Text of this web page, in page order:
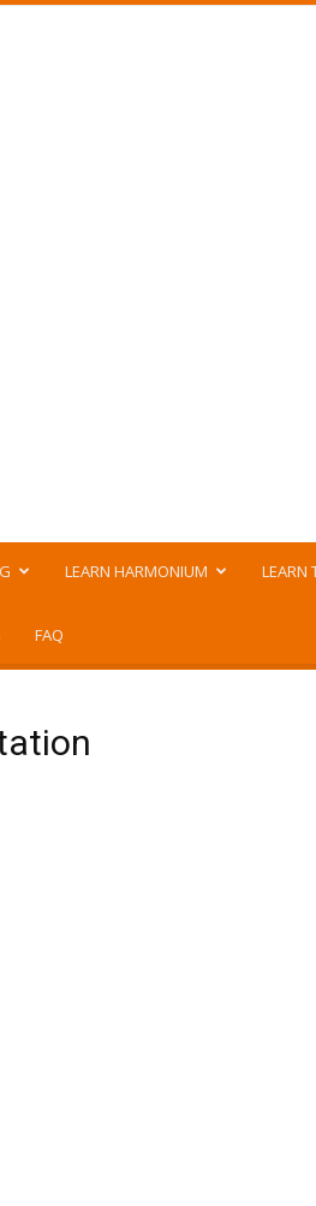
LEARN HARMONIUM LEARN
FAQ